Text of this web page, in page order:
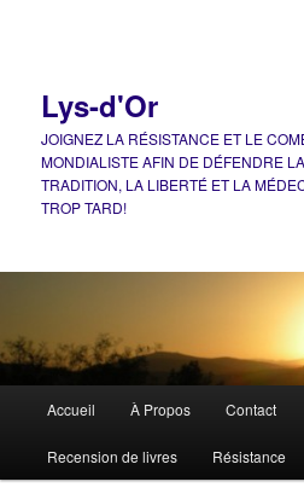
Lys-d'Or
JOIGNEZ LA RÉSISTANCE ET LE
MONDIALISTE AFIN DE DÉFENDRE
TRADITION, LA LIBERTÉ ET LA
TROP TARD!
principal
Accueil À Propos Contact
Recension de livres Résistance